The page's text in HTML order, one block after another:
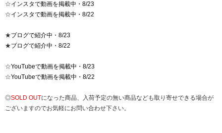
☆インスタで動画を掲載中・8/23
☆インスタで動画を掲載中・8/22
★ブログで紹介中・8/23
★ブログで紹介中・8/22
☆YouTubeで動画を掲載中・8/23
☆YouTubeで動画を掲載中・8/22
◎SOLD OUTになった商品、入荷予定の無い商品なども取り寄せできる場合が
ございますのでお気軽にお問い合わせ下さい。